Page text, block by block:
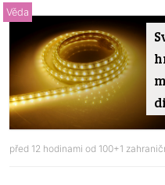
Věda
před 12 hodinami od 100+1